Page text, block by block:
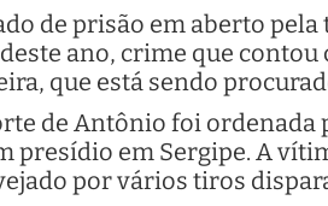
de prisão em aberto
ano, crime que
que está sendo
de Antônio foi
em Sergipe. A
por vários tiros